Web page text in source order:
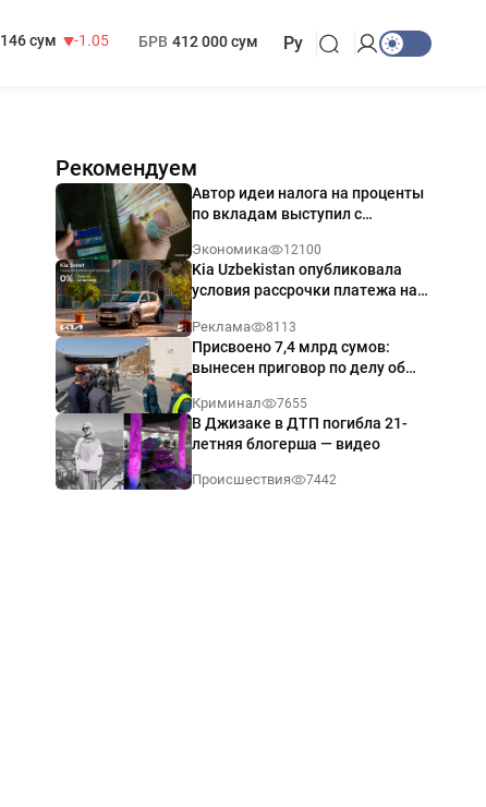
146 сум
-1.05
БРВ 412 000 сум Ру
Рекомендуем
Автор идеи налога на проценты
по вкладам выступил с
Экономика 12100
Kia Uzbekistan опубликовала
условия рассрочки платежа на
годовых
Реклама 8113
Присвоено 7,4 млрд сумов:
вынесен приговор по делу об
Ташкенте
Криминал 7655
В Джизаке в ДТП погибла 21-
летняя блогерша — видео
Происшествия 7442